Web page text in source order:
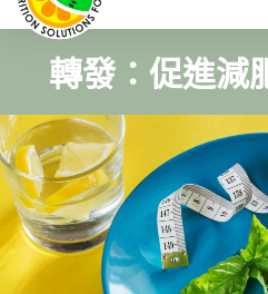
轉發：促進減